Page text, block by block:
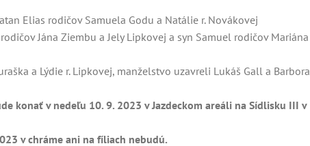
Elias rodičov Samuela Godu a Natálie r. Novákovej
Jána Ziembu a Jely Lipkovej a syn Samuel rodičov Mariána
a Lýdie r. Lipkovej, manželstvo uzavreli Lukáš Gall a Barbora
konať v nedeľu 10. 9. 2023 v Jazdeckom areáli na Sídlisku III v
v chráme ani na fíliach nebudú.